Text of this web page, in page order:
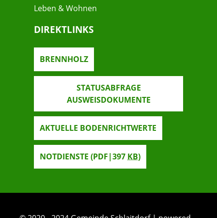
Leben & Wohnen
DIREKTLINKS
BRENNHOLZ
STATUSABFRAGE
AUSWEISDOKUMENTE
AKTUELLE BODENRICHTWERTE
NOTDIENSTE (PDF|397 KB)